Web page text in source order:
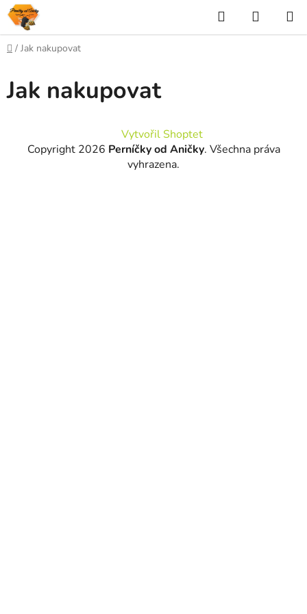
Přejít
na
obsah
Hledat
KOŠÍK
Domů
/ Jak nakupovat
Jak nakupovat
Vytvořil Shoptet
Copyright 2026 Perníčky od Aničky. Všechna práva
vyhrazena.